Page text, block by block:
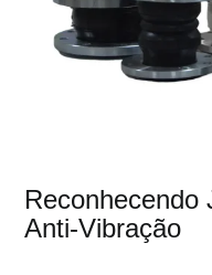
Reconhecendo
Anti-Vibração